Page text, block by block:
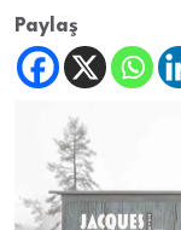
Paylaş